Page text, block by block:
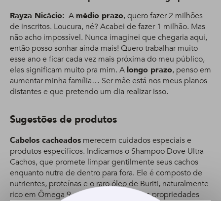
Rayza Nicácio: Amédio prazo, quero fazer 2 milhões
de inscritos. Loucura, né? Acabei de fazer 1 milhão. Mas
não acho impossível. Nunca imaginei que chegaria aqui,
então posso sonhar ainda mais! Quero trabalhar muito
esse ano e ficar cada vez mais próxima do meu público,
eles significam muito pra mim. A longo prazo, penso em
aumentar minha família… Ser mãe está nos meus planos
distantes e que pretendo um dia realizar isso.
Sugestões de produtos
Cabelos cacheados merecem cuidados especiais e
produtos específicos. Indicamos o Shampoo Dove Ultra
Cachos, que promete limpar gentilmente seus cachos
enquanto nutre de dentro para fora. Ele é composto de
nutrientes, proteínas e o raro óleo de Buriti, naturalmente
rico em Ômega 9, conhecido pelas suas propriedades